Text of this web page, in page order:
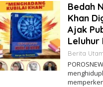
Bedah
Khan
Ajak
Leluhur
Berita